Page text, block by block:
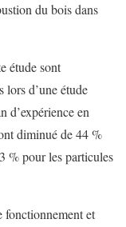
du bois dans
étude sont
lors d’une étude
d’expérience en
diminué de 44 %
% pour les particules
fonctionnement et